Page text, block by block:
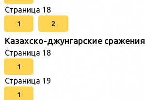
Страница 18
1 2
Казахско-джунгарские сражения
Страница 18
1
Страница 19
1